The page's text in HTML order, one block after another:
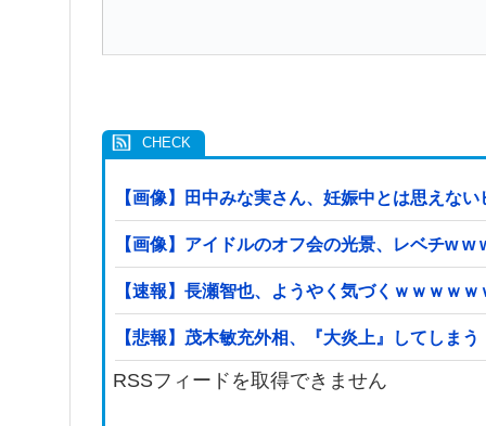
【画像】田中みな実さん、妊娠中とは思えな
【画像】アイドルのオフ会の光景、レベチw w
【速報】長瀬智也、ようやく気づくｗｗｗｗｗ
【悲報】茂木敏充外相、『大炎上』してしま
RSSフィードを取得できません